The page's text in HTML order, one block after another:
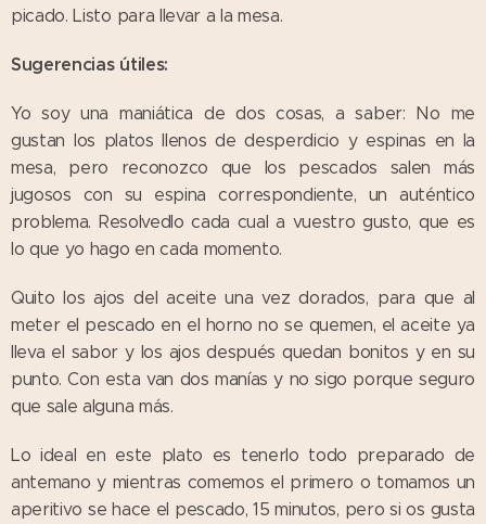
picado. Listo para llevar a la mesa.
Sugerencias útiles:
Yo soy una maniática de dos cosas, a saber: No me
gustan los platos llenos de desperdicio y espinas en la
mesa, pero reconozco que los pescados salen más
jugosos con su espina correspondiente, un auténtico
problema. Resolvedlo cada cual a vuestro gusto, que es
lo que yo hago en cada momento.
Quito los ajos del aceite una vez dorados, para que al
meter el pescado en el horno no se quemen, el aceite ya
lleva el sabor y los ajos después quedan bonitos y en su
punto. Con esta van dos manías y no sigo porque seguro
que sale alguna más.
Lo ideal en este plato es tenerlo todo preparado de
antemano y mientras comemos el primero o tomamos un
aperitivo se hace el pescado, 15 minutos, pero si os gusta